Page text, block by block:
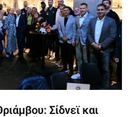
Σίδνεϊ και